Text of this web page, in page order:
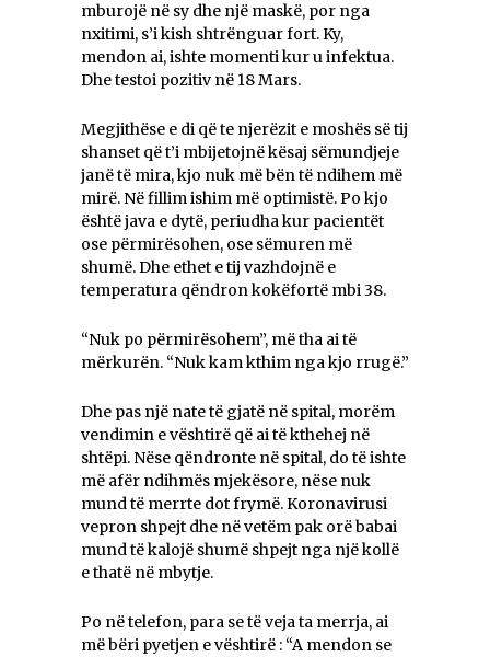
mburojë në sy dhe një maskë, por nga
nxitimi, s’i kish shtrënguar fort. Ky,
mendon ai, ishte momenti kur u infektua.
Dhe testoi pozitiv në 18 Mars.
Megjithëse e di që te njerëzit e moshës së tij
shanset që t’i mbijetojnë kësaj sëmundjeje
janë të mira, kjo nuk më bën të ndihem më
mirë. Në fillim ishim më optimistë. Po kjo
është java e dytë, periudha kur pacientët
ose përmirësohen, ose sëmuren më
shumë. Dhe ethet e tij vazhdojnë e
temperatura qëndron kokëfortë mbi 38.
“Nuk po përmirësohem”, më tha ai të
mërkurën. “Nuk kam kthim nga kjo rrugë.”
Dhe pas një nate të gjatë në spital, morëm
vendimin e vështirë që ai të kthehej në
shtëpi. Nëse qëndronte në spital, do të ishte
më afër ndihmës mjekësore, nëse nuk
mund të merrte dot frymë. Koronavirusi
vepron shpejt dhe në vetëm pak orë babai
mund të kalojë shumë shpejt nga një kollë
e thatë në mbytje.
Po në telefon, para se të veja ta merrja, ai
më bëri pyetjen e vështirë : “A mendon se